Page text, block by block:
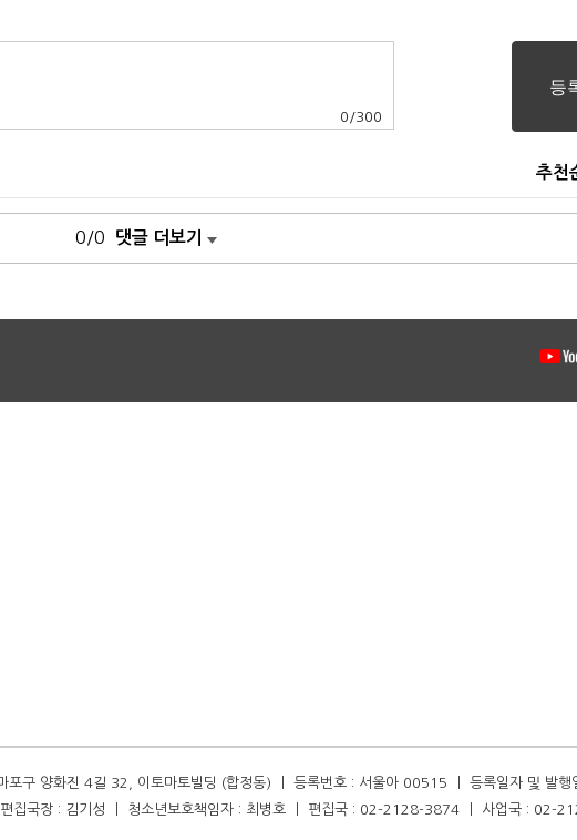
0 /300
추천
0/0 댓글 더보기
포구 양화진 4길 32, 이토마토빌딩 (합정동) ㅣ 등록번호 : 서울아 00515 ㅣ 등록일자 및 발
편집국장 : 김기성 ㅣ 청소년보호책임자 : 최병호 ㅣ 편집국 : 02-2128-3874 ㅣ 사업국 : 02-